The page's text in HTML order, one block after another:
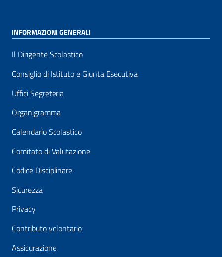
INFORMAZIONI GENERALI
Il Dirigente Scolastico
Consiglio di Istituto e Giunta Esecutiva
Uffici Segreteria
Organigramma
Calendario Scolastico
Comitato di Valutazione
Codice Disciplinare
Sicurezza
Privacy
Contributo volontario
Assicurazione